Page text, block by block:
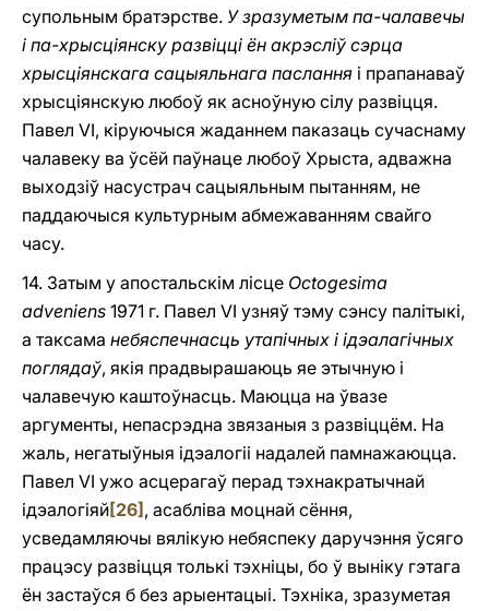
супольным братэрстве. У зразуметым па-чалавечы
i па-хрысціянску развіцці ён акрэсліў сэрца
хрысціянскага сацыяльнага паслання i прапанаваў
хрысціянскую любоў як асноўную сілу развіцця.
Павел VI, кіруючыся жаданнем паказаць сучаснаму
чалавеку ва ўсёй паўнаце любоў Хрыста, адважна
выходзіў насустрач сацыяльным пытанням, не
паддаючыся культурным абмежаванням свайго
часу.
14. Затым у апостальскім лісце Octogesima
adveniens 1971 г. Павел VI узняў тэму сэнсу палітыкі,
а таксама небяспечнасць утапічных i ідэалагічных
поглядаў, якія прадвырашаюць яе этычную і
чалавечую каштоўнасць. Маюцца на ўвазе
аргументы, непасрэдна звязаныя з развіццём. На
жаль, негатыўныя ідэалогіі надалей памнажаюцца.
Павел VI ужо асцерагаў перад тэхнакратычнай
ідэалогіяй[26] , асабліва моцнай сёння,
усведамляючы вялікую небяспеку даручэння ўсяго
працэсу развіцця толькі тэхніцы, бо ў выніку гэтага
ён застаўся б без арыентацыі. Тэхніка, зразуметая